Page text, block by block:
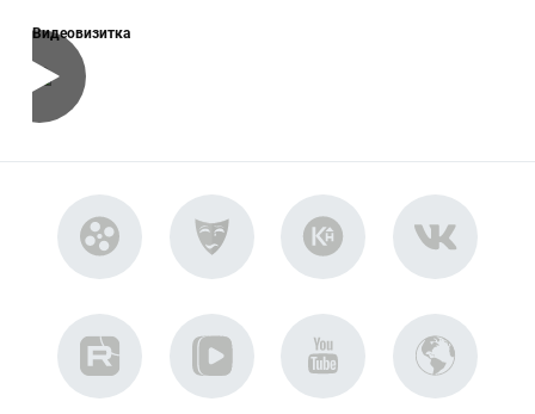
Видеовизитка